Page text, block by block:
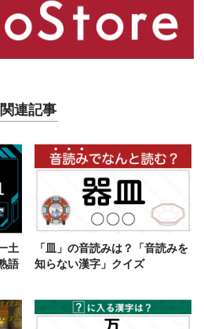
関連記事
土
語
「皿」の音読みは？「音読みを
知らない漢字」クイズ